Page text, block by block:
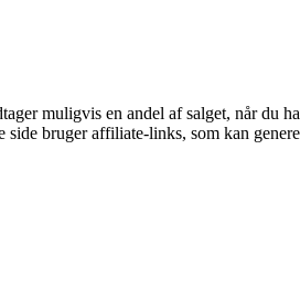
muligvis en andel af salget, når du
bruger affiliate-links, som kan